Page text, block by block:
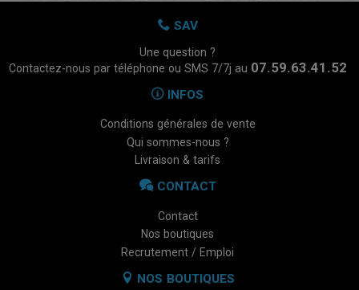
SAV
Une question ?
Contactez-nous par téléphone ou SMS 7/7j au 07.59.63.41.52
INFOS
Conditions générales de vente
Qui sommes-nous ?
Livraison & tarifs
CONTACT
Contact
Nos boutiques
Recrutement / Emploi
NOS BOUTIQUES